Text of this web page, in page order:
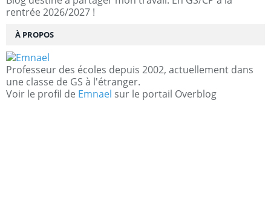
rentrée 2026/2027 !
À PROPOS
Professeur des écoles depuis 2002, actuellement dans
une classe de GS à l'étranger.
Voir le profil de Emnael sur le portail Overblog